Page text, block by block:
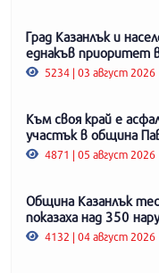
Град Казанлък и
еднакъв приоритет
5234 | 03 август 2026
Към своя край е
участък в община
4871 | 05 август 2026
Община Казанлък
показаха над 350
4132 | 04 август 2026